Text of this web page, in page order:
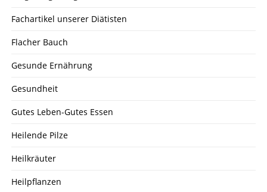
Fachartikel unserer Diätisten
Flacher Bauch
Gesunde Ernährung
Gesundheit
Gutes Leben-Gutes Essen
Heilende Pilze
Heilkräuter
Heilpflanzen